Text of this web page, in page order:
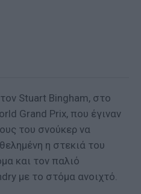
Stuart Bingham, στο
Grand Prix, που έγιναν
του σνούκερ να
η στεκιά του
και τον παλιό
με το στόμα ανοιχτό.